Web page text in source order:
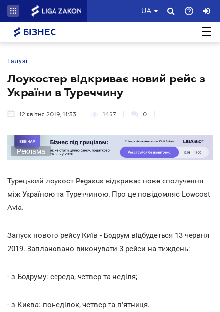
UA
БІЗНЕС
Галузі
Лоукостер відкриває новий рейс з
України в Туреччину
12 квітня 2019, 11:33 1467 0
Реклама
Турецький лоукост Pegasus відкриває нове сполучення
між Україною та Туреччиною. Про це повідомляє Lowcost
Avia.
Запуск нового рейсу Київ - Бодрум відбудеться 13 червня
2019. Заплановано виконувати 3 рейси на тиждень:
- з Бодруму: середа, четвер та неділя;
- з Києва: понеділок, четвер та п'ятниця.